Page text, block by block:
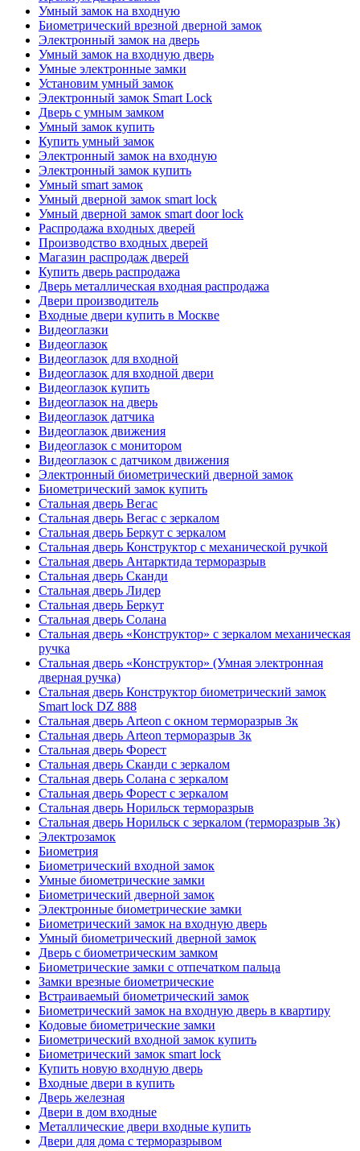
Умный замок на входную
Биометрический врезной дверной замок
Электронный замок на дверь
Умный замок на входную дверь
Умные электронные замки
Установим умный замок
Электронный замок Smart Lock
Дверь с умным замком
Умный замок купить
Купить умный замок
Электронный замок на входную
Электронный замок купить
Умный smart замок
Умный дверной замок smart lock
Умный дверной замок smart door lock
Распродажа входных дверей
Производство входных дверей
Магазин распродаж дверей
Купить дверь распродажа
Дверь металлическая входная распродажа
Двери производитель
Входные двери купить в Москве
Видеоглазки
Видеоглазок
Видеоглазок для входной
Видеоглазок для входной двери
Видеоглазок купить
Видеоглазок на дверь
Видеоглазок датчика
Видеоглазок движения
Видеоглазок с монитором
Видеоглазок с датчиком движения
Электронный биометрический дверной замок
Биометрический замок купить
Стальная дверь Вегас
Стальная дверь Вегас с зеркалом
Стальная дверь Беркут с зеркалом
Стальная дверь Конструктор с механической ручкой
Стальная дверь Антарктида терморазрыв
Стальная дверь Сканди
Стальная дверь Лидер
Стальная дверь Беркут
Стальная дверь Солана
Стальная дверь «Конструктор» с зеркалом механическая
ручка
Стальная дверь «Конструктор» (Умная электронная
дверная ручка)
Стальная дверь Конструктор биометрический замок
Smart lock DZ 888
Стальная дверь Arteon с окном терморазрыв 3к
Стальная дверь Arteon терморазрыв 3к
Стальная дверь Форест
Стальная дверь Сканди с зеркалом
Стальная дверь Солана с зеркалом
Стальная дверь Форест с зеркалом
Стальная дверь Норильск терморазрыв
Стальная дверь Норильск с зеркалом (терморазрыв 3к)
Электрозамок
Биометрия
Биометрический входной замок
Умные биометрические замки
Биометрический дверной замок
Электронные биометрические замки
Биометрический замок на входную дверь
Умный биометрический дверной замок
Дверь с биометрическим замком
Биометрические замки с отпечатком пальца
Замки врезные биометрические
Встраиваемый биометрический замок
Биометрический замок на входную дверь в квартиру
Кодовые биометрические замки
Биометрический входной замок купить
Биометрический замок smart lock
Купить новую входную дверь
Входные двери в купить
Дверь железная
Двери в дом входные
Металлические двери входные купить
Двери для дома с терморазрывом